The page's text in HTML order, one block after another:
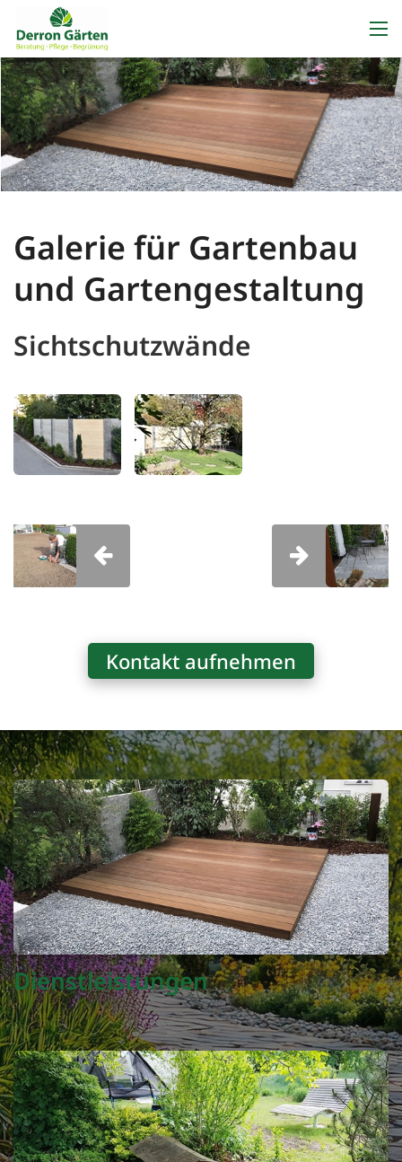
Galerie für Gartenbau
und Gartengestaltung
Sichtschutzwände
Kontakt aufnehmen
Dienstleistungen